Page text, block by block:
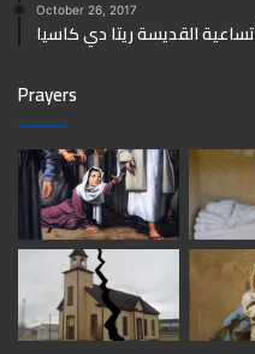
October 26, 2017
تساعية القديسة ريتا دي كاسيا
Prayers